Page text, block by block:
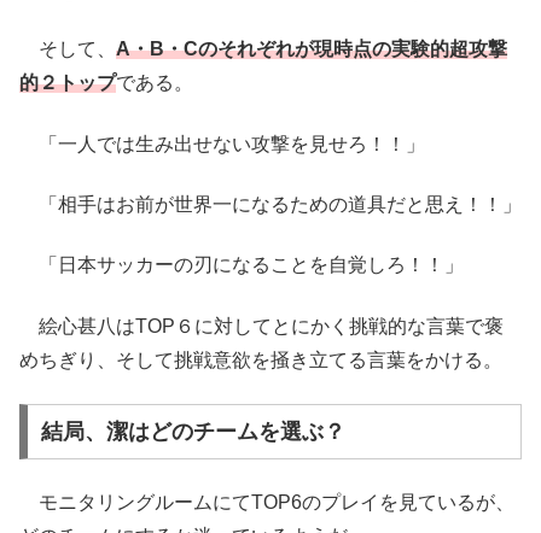
そして、 A・B・Cのそれぞれが現時点の実験的超攻撃
的２トップである。
「一人では生み出せない攻撃を見せろ！！」
「相手はお前が世界一になるための道具だと思え！！」
「日本サッカーの刃になることを自覚しろ！！」
絵心甚八はTOP６に対してとにかく挑戦的な言葉で褒
めちぎり、そして挑戦意欲を掻き立てる言葉をかける。
結局、潔はどのチームを選ぶ？
モニタリングルームにてTOP6のプレイを見ているが、